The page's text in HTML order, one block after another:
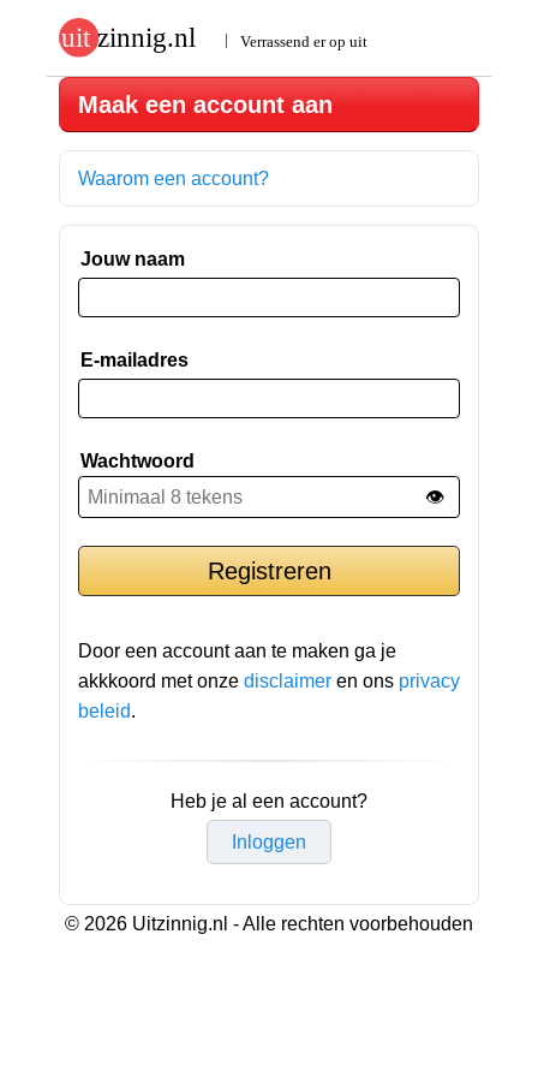
Maak een account aan
Waarom een account?
Jouw naam
E-mailadres
Wachtwoord
👁️
Door een account aan te maken ga je
akkkoord met onze disclaimer en ons privacy
beleid.
Heb je al een account?
Inloggen
© 2026 Uitzinnig.nl - Alle rechten voorbehouden